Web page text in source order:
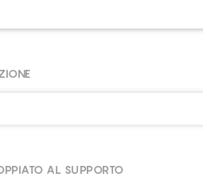
AL SUPPORTO